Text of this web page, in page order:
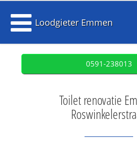
Loodgieter Emmen
0591-238013
Toilet renovatie